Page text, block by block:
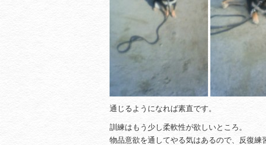
通じるようになれば素直です。
訓練はもう少し柔軟性が欲しいところ。
物品意欲を通してやる気はあるので、反復練